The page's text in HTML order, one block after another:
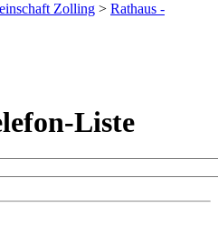
Zolling > Rathaus -
Liste